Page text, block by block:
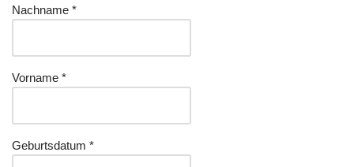
Nachname *
Vorname *
Geburtsdatum *